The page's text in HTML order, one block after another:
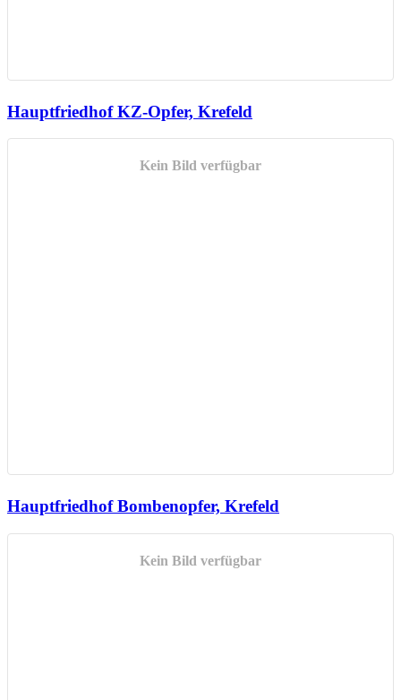
Hauptfriedhof KZ-Opfer, Krefeld
Kein Bild verfügbar
Hauptfriedhof Bombenopfer, Krefeld
Kein Bild verfügbar